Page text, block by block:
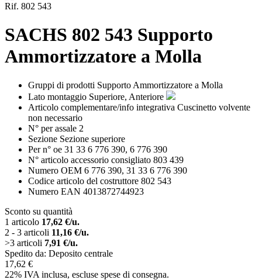
Rif. 802 543
SACHS 802 543 Supporto
Ammortizzatore a Molla
Gruppi di prodotti Supporto Ammortizzatore a Molla
Lato montaggio Superiore, Anteriore
Articolo complementare/info integrativa Cuscinetto volvente
non necessario
N° per assale 2
Sezione Sezione superiore
Per n° oe 31 33 6 776 390, 6 776 390
N° articolo accessorio consigliato 803 439
Numero OEM 6 776 390, 31 33 6 776 390
Codice articolo del costruttore 802 543
Numero EAN 4013872744923
Sconto su quantità
1 articolo 17,62 €/u.
2 - 3 articoli 11,16 €/u.
>3 articoli 7,91 €/u.
Spedito da: Deposito centrale
17,62 €
22% IVA inclusa, escluse spese di consegna.